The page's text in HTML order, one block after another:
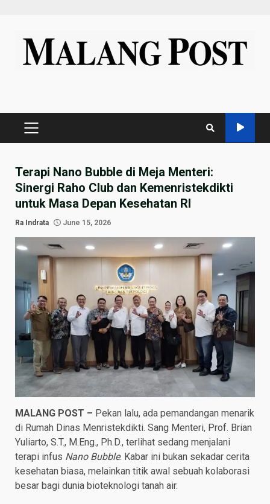
content
PRIMARY
Terapi Nano Bubble di Meja Menteri:
Sinergi Raho Club dan Kemenristekdikti
untuk Masa Depan Kesehatan RI
Ra Indrata June 15, 2026
MALANG POST – Pekan lalu, ada pemandangan menarik
di Rumah Dinas Menristekdikti. Sang Menteri, Prof. Brian
Yuliarto, S.T., M.Eng., Ph.D., terlihat sedang menjalani
terapi infus Nano Bubble. Kabar ini bukan sekadar cerita
kesehatan biasa, melainkan titik awal sebuah kolaborasi
besar bagi dunia bioteknologi tanah air.